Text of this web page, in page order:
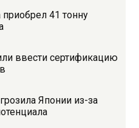
приобрел 41 тонну
ввести сертификацию
Японии из-за